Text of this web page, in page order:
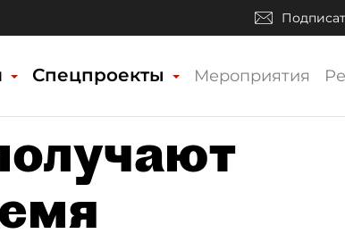
Спецпроекты Мероприятия